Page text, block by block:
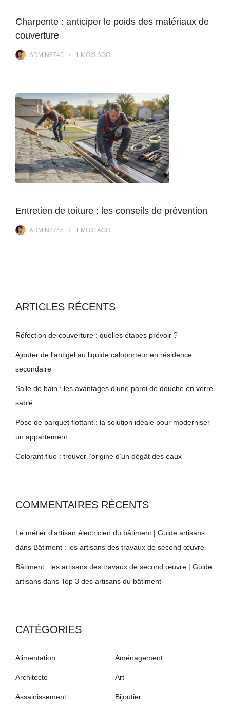
Charpente : anticiper le poids des matériaux de
couverture
ADMIN8745 1 MOISAGO
Entretien de toiture : les conseils de prévention
ADMIN8745 1 MOISAGO
ARTICLES RÉCENTS
Réfection de couverture : quelles étapes prévoir ?
Ajouter de l’antigel au liquide caloporteur en résidence
secondaire
Salle de bain : les avantages d’une paroi de douche en verre
sablé
Pose de parquet flottant : la solution idéale pour moderniser
un appartement
Colorant fluo : trouver l’origine d’un dégât des eaux
COMMENTAIRES RÉCENTS
Le métier d'artisan électricien du bâtiment | Guide artisans
dans Bâtiment : les artisans des travaux de second œuvre
Bâtiment : les artisans des travaux de second œuvre | Guide
artisans dans Top 3 des artisans du bâtiment
CATÉGORIES
Alimentation Aménagement
Architecte Art
Assainissement Bijoutier